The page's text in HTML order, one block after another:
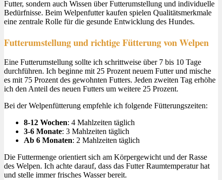
Futter, sondern auch Wissen über Futterumstellung und individuelle
Bedürfnisse. Beim Welpenfutter kaufen spielen Qualitätsmerkmale
eine zentrale Rolle für die gesunde Entwicklung des Hundes.
Futterumstellung und richtige Fütterung von Welpen
Eine Futterumstellung sollte ich schrittweise über 7 bis 10 Tage
durchführen. Ich beginne mit 25 Prozent neuem Futter und mische
es mit 75 Prozent des gewohnten Futters. Jeden zweiten Tag erhöhe
ich den Anteil des neuen Futters um weitere 25 Prozent.
Bei der Welpenfütterung empfehle ich folgende Fütterungszeiten:
8-12 Wochen: 4 Mahlzeiten täglich
3-6 Monate: 3 Mahlzeiten täglich
Ab 6 Monaten: 2 Mahlzeiten täglich
Die Futtermenge orientiert sich am Körpergewicht und der Rasse
des Welpen. Ich achte darauf, dass das Futter Raumtemperatur hat
und stelle immer frisches Wasser bereit.